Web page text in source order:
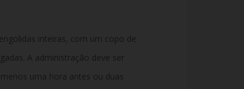
inteiras, com um copo de
A administração deve ser
uma hora antes ou duas